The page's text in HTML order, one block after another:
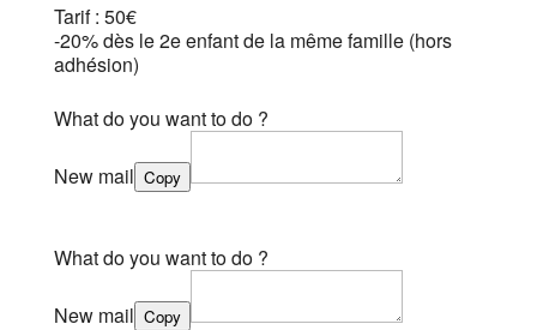
Tarif : 50€
-20% dès le 2e enfant de la même famille (hors
adhésion)
What do you want to do ?
New mail Copy
What do you want to do ?
New mail Copy